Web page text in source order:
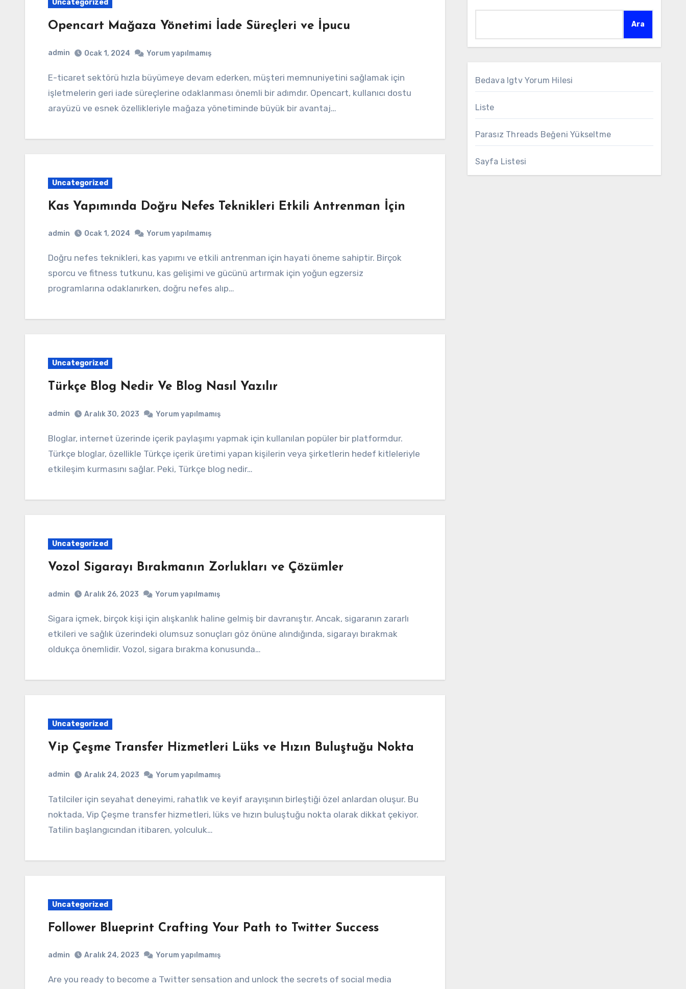
Uncategorized
Opencart Mağaza Yönetimi İade Süreçleri ve İpucu
admin Ocak 1, 2024 Yorum yapılmamış
E-ticaret sektörü hızla büyümeye devam ederken, müşteri memnuniyetini sağlamak için
işletmelerin geri iade süreçlerine odaklanması önemli bir adımdır. Opencart, kullanıcı dostu
arayüzü ve esnek özellikleriyle mağaza yönetiminde büyük bir avantaj…
Uncategorized
Kas Yapımında Doğru Nefes Teknikleri Etkili Antrenman İçin
admin Ocak 1, 2024 Yorum yapılmamış
Doğru nefes teknikleri, kas yapımı ve etkili antrenman için hayati öneme sahiptir. Birçok
sporcu ve fitness tutkunu, kas gelişimi ve gücünü artırmak için yoğun egzersiz
programlarına odaklanırken, doğru nefes alıp…
Uncategorized
Türkçe Blog Nedir Ve Blog Nasıl Yazılır
admin Aralık 30, 2023 Yorum yapılmamış
Bloglar, internet üzerinde içerik paylaşımı yapmak için kullanılan popüler bir platformdur.
Türkçe bloglar, özellikle Türkçe içerik üretimi yapan kişilerin veya şirketlerin hedef kitleleriyle
etkileşim kurmasını sağlar. Peki, Türkçe blog nedir…
Uncategorized
Vozol Sigarayı Bırakmanın Zorlukları ve Çözümler
admin Aralık 26, 2023 Yorum yapılmamış
Sigara içmek, birçok kişi için alışkanlık haline gelmiş bir davranıştır. Ancak, sigaranın zararlı
etkileri ve sağlık üzerindeki olumsuz sonuçları göz önüne alındığında, sigarayı bırakmak
oldukça önemlidir. Vozol, sigara bırakma konusunda…
Uncategorized
Vip Çeşme Transfer Hizmetleri Lüks ve Hızın Buluştuğu Nokta
admin Aralık 24, 2023 Yorum yapılmamış
Tatilciler için seyahat deneyimi, rahatlık ve keyif arayışının birleştiği özel anlardan oluşur. Bu
noktada, Vip Çeşme transfer hizmetleri, lüks ve hızın buluştuğu nokta olarak dikkat çekiyor.
Tatilin başlangıcından itibaren, yolculuk…
Uncategorized
Follower Blueprint Crafting Your Path to Twitter Success
admin Aralık 24, 2023 Yorum yapılmamış
Are you ready to become a Twitter sensation and unlock the secrets of social media
Ara
Bedava Igtv Yorum Hilesi
Liste
Parasız Threads Beğeni Yükseltme
Sayfa Listesi